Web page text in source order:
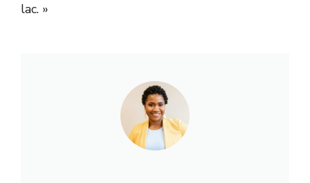
lac. »